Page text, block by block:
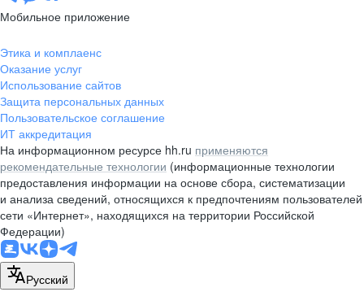
10 этаж, помещение 45-1
pr@rabota.by
Алматы
пр. Абая, д. 151, БЦ Алатау,
12 этаж, офис 1209
+7 727 232-13-13
pr@headhunter.com.kz
Мобильное приложение
Этика и комплаенс
Оказание услуг
Использование сайтов
Защита персональных данных
Пользовательское соглашение
ИТ аккредитация
На информационном ресурсе hh.ru применяются
рекомендательные технологии (информационные технологии
предоставления информации на основе сбора, систематизации
и анализа сведений, относящихся к предпочтениям пользователей
сети «Интернет», находящихся на территории Российской
Федерации)
Русский